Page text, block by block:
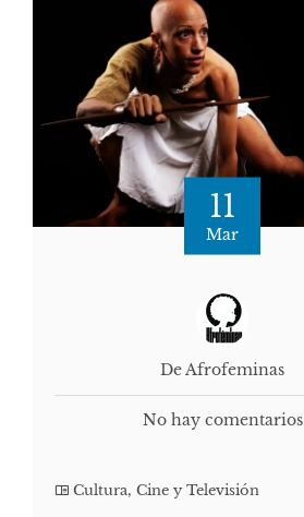
11
Mar
De Afrofeminas
No hay comentarios
Cultura, Cine y Televisión